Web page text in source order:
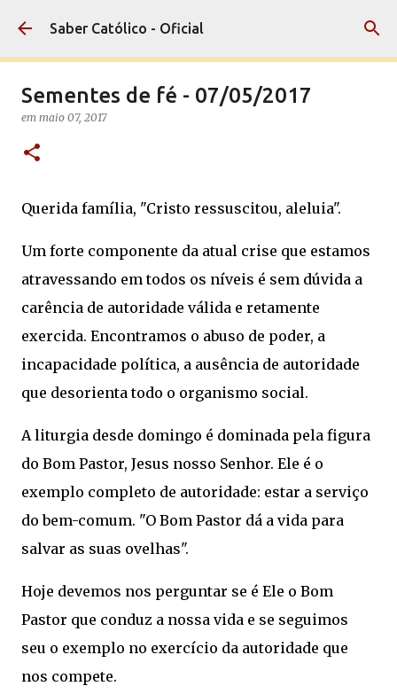
Pular para o conteúdo principal
Saber Católico - Oficial
Sementes de fé - 07/05/2017
em maio 07, 2017
Querida família, "Cristo ressuscitou, aleluia".
Um forte componente da atual crise que estamos
atravessando em todos os níveis é sem dúvida a
carência de autoridade válida e retamente
exercida. Encontramos o abuso de poder, a
incapacidade política, a ausência de autoridade
que desorienta todo o organismo social.
A liturgia desde domingo é dominada pela figura
do Bom Pastor, Jesus nosso Senhor. Ele é o
exemplo completo de autoridade: estar a serviço
do bem-comum. "O Bom Pastor dá a vida para
salvar as suas ovelhas".
Hoje devemos nos perguntar se é Ele o Bom
Pastor que conduz a nossa vida e se seguimos
seu o exemplo no exercício da autoridade que
nos compete.